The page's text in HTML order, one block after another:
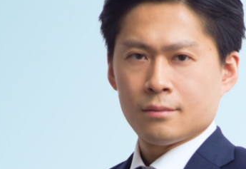
メディア・エンターテイン
事業再
国際通
障
海外法
ブランド・アパレル
ホテル
教育・
政府・
アフリカ
ル
バンコク
ジャカルタ
マレーシア
ロン
ブ
パリ